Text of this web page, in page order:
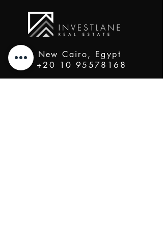
New Cairo, Egypt
+20 10 95578168